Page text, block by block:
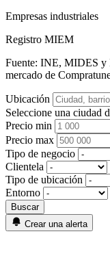
Empresas industriales
Registro MIEM
Fuente: INE, MIDES y
mercado de
Ubicación
Seleccione una ciudad
Precio min
Precio max
Tipo de negocio
Clientela
Tipo de ubicación
Entorno
Crear una alerta